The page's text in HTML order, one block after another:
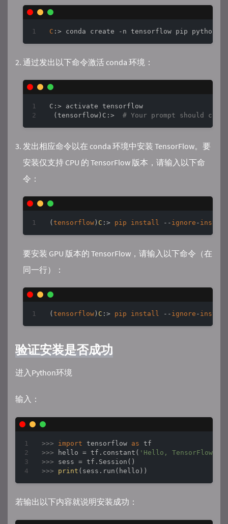
C :> conda create -n tensorflow pip python=
通过发出以下命令激活 conda 环境：
C:> activate tensorflow
(tensorflow)C:> # Your prompt should
发出相应命令以在 conda 环境中安装 TensorFlow。要
安装仅支持 CPU 的 TensorFlow 版本，请输入以下命
令：
( tensorflow ) C :> pip install -- ignore -
要安装 GPU 版本的 TensorFlow，请输入以下命令（在
同一行）：
( tensorflow ) C :> pip install -- ignore -
验证安装是否成功
进入Python环境
输入：
>>> import tensorflow as
>>>
hello = tf.constant( 'Hello, TensorFlow!'
>>>
>>> print
若输出以下内容就说明安装成功：